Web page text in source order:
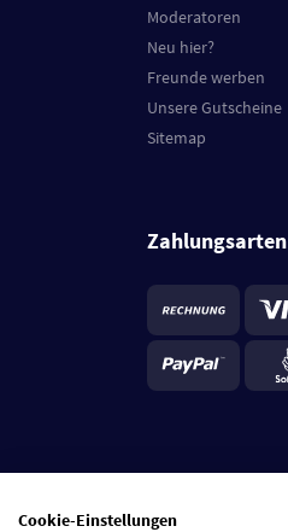
Moderatoren
Neu hier?
Freunde werben
Unsere Gutscheine
Sitemap
Zahlungsarten
Cookie-Einstellungen